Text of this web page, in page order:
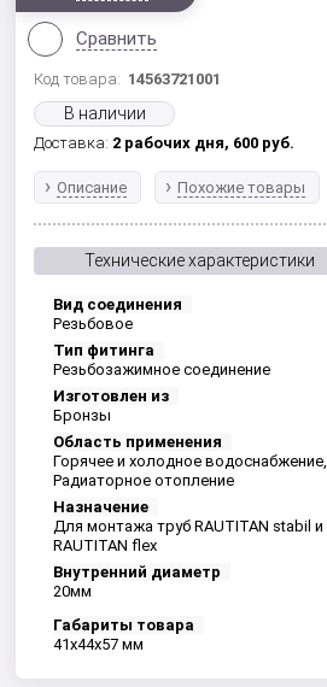
Сравнить
Код товара: 14563721001
В наличии
Доставка: 2 рабочих дня, 600 руб.
Описание Похожие товары
Технические характеристики
Вид соединения
Резьбовое
Тип фитинга
Резьбозажимное соединение
Изготовлен из
Бронзы
Область применения
Горячее и холодное водоснабжение,
Радиаторное отопление
Назначение
Для монтажа труб RAUTITAN stabil и
RAUTITAN flex
Внутренний диаметр
20мм
Габариты товара
41x44x57 мм